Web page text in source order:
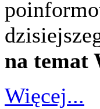
na temat
Więcej...